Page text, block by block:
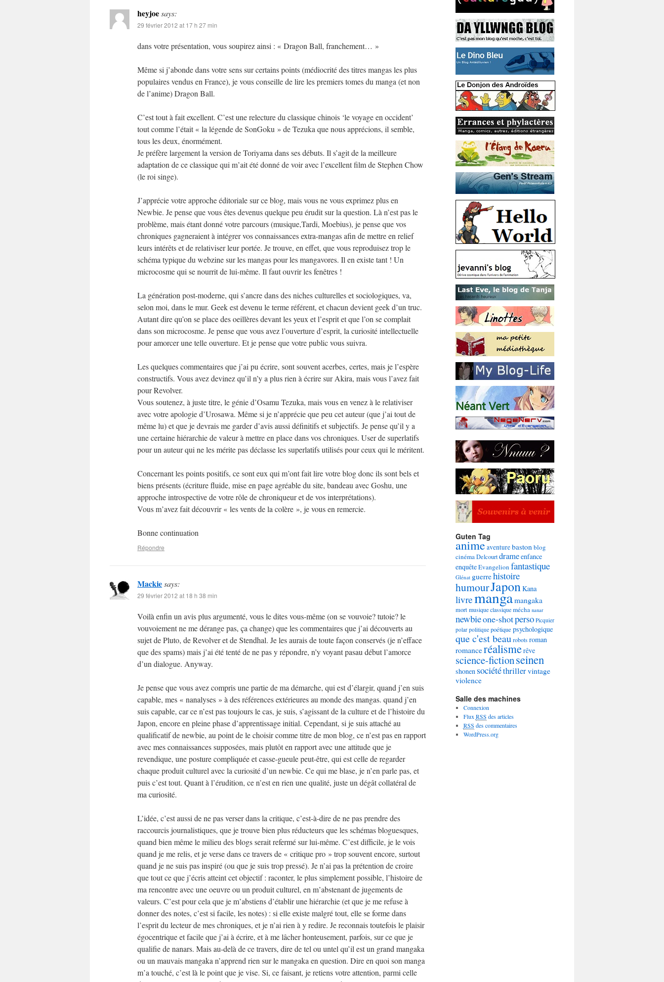
heyjoesays:
29 février 2012 at 17 h 27 min
dans votre présentation, vous soupirez ainsi : « Dragon Ball, franchement… »
Même si j’abonde dans votre sens sur certains points (médiocrité des titres mangas les plus
populaires vendus en France), je vous conseille de lire les premiers tomes du manga (et non
de l’anime) Dragon Ball.
C’est tout à fait excellent. C’est une relecture du classique chinois ‘le voyage en occident’
tout comme l’était « la légende de SonGoku » de Tezuka que nous apprécions, il semble,
tous les deux, énormément.
Je préfère largement la version de Toriyama dans ses débuts. Il s’agit de la meilleure
adaptation de ce classique qui m’ait été donné de voir avec l’excellent film de Stephen Chow
(le roi singe).
J’apprécie votre approche éditoriale sur ce blog, mais vous ne vous exprimez plus en
Newbie. Je pense que vous êtes devenus quelque peu érudit sur la question. Là n’est pas le
problème, mais étant donné votre parcours (musique,Tardi, Moebius), je pense que vos
chroniques gagneraient à intégrer vos connaissances extra-mangas afin de mettre en relief
leurs intérêts et de relativiser leur portée. Je trouve, en effet, que vous reproduisez trop le
schéma typique du webzine sur les mangas pour les mangavores. Il en existe tant ! Un
microcosme qui se nourrit de lui-même. Il faut ouvrir les fenêtres !
La génération post-moderne, qui s’ancre dans des niches culturelles et sociologiques, va,
selon moi, dans le mur. Geek est devenu le terme référent, et chacun devient geek d’un truc.
Autant dire qu’on se place des oeillères devant les yeux et l’esprit et que l’on se complait
dans son microcosme. Je pense que vous avez l’ouverture d’esprit, la curiosité intellectuelle
pour amorcer une telle ouverture. Et je pense que votre public vous suivra.
Les quelques commentaires que j’ai pu écrire, sont souvent acerbes, certes, mais je l’espère
constructifs. Vous avez devinez qu’il n’y a plus rien à écrire sur Akira, mais vous l’avez fait
pour Revolver.
Vous soutenez, à juste titre, le génie d’Osamu Tezuka, mais vous en venez à le relativiser
avec votre apologie d’Urosawa. Même si je n’apprécie que peu cet auteur (que j’ai tout de
même lu) et que je devrais me garder d’avis aussi définitifs et subjectifs. Je pense qu’il y a
une certaine hiérarchie de valeur à mettre en place dans vos chroniques. User de superlatifs
pour un auteur qui ne les mérite pas déclasse les superlatifs utilisés pour ceux qui le méritent.
Concernant les points positifs, ce sont eux qui m’ont fait lire votre blog donc ils sont bels et
biens présents (écriture fluide, mise en page agréable du site, bandeau avec Goshu, une
approche introspective de votre rôle de chroniqueur et de vos interprétations).
Vous m’avez fait découvrir « les vents de la colère », je vous en remercie.
Bonne continuation
Répondre
Mackiesays:
29 février 2012 at 18 h 38 min
Voilà enfin un avis plus argumenté, vous le dites vous-même (on se vouvoie? tutoie? le
vouvoiement ne me dérange pas, ça change) que les commentaires que j’ai découverts au
sujet de Pluto, de Revolver et de Stendhal. Je les aurais de toute façon conservés (je n’efface
que des spams) mais j’ai été tenté de ne pas y répondre, n’y voyant pasau début l’amorce
d’un dialogue. Anyway.
Je pense que vous avez compris une partie de ma démarche, qui est d’élargir, quand j’en suis
capable, mes « nanalyses » à des références extérieures au monde des mangas. quand j’en
suis capable, car ce n’est pas toujours le cas, je suis, s’agissant de la culture et de l’histoire du
Japon, encore en pleine phase d’apprentissage initial. Cependant, si je suis attaché au
qualificatif de newbie, au point de le choisir comme titre de mon blog, ce n’est pas en rapport
avec mes connaissances supposées, mais plutôt en rapport avec une attitude que je
revendique, une posture compliquée et casse-gueule peut-être, qui est celle de regarder
chaque produit culturel avec la curiosité d’un newbie. Ce qui me blase, je n’en parle pas, et
puis c’est tout. Quant à l’érudition, ce n’est en rien une qualité, juste un dégât collatéral de
ma curiosité.
L’idée, c’est aussi de ne pas verser dans la critique, c’est-à-dire de ne pas prendre des
raccourcis journalistiques, que je trouve bien plus réducteurs que les schémas bloguesques,
quand bien même le milieu des blogs serait refermé sur lui-même. C’est difficile, je le vois
quand je me relis, et je verse dans ce travers de « critique pro » trop souvent encore, surtout
quand je ne suis pas inspiré (ou que je suis trop pressé). Je n’ai pas la prétention de croire
que tout ce que j’écris atteint cet objectif : raconter, le plus simplement possible, l’histoire de
ma rencontre avec une oeuvre ou un produit culturel, en m’abstenant de jugements de
valeurs. C’est pour cela que je m’abstiens d’établir une hiérarchie (et que je me refuse à
donner des notes, c’est si facile, les notes) : si elle existe malgré tout, elle se forme dans
l’esprit du lecteur de mes chroniques, et je n’ai rien à y redire. Je reconnais toutefois le plaisir
égocentrique et facile que j’ai à écrire, et à me lâcher honteusement, parfois, sur ce que je
qualifie de nanars. Mais au-delà de ce travers, dire de tel ou untel qu’il est un grand mangaka
ou un mauvais mangaka n’apprend rien sur le mangaka en question. Dire en quoi son manga
m’a touché, c’est là le point que je vise. Si, ce faisant, je retiens votre attention, parmi celle
Guten Tag
animeaventurebaston blog
cinémaDelcourtdrameenfance
enquêteEvangelion fantastique
Glénat guerrehistoire
humourJapon Kana
livremangamangaka
mortmusique classiquemécha nanar
newbieone-shotperso Picquier
polar politique poétique psychologique
que c'est beaurobotsroman
romanceréalismerêve
science-fictionseinen
shonen sociététhrillervintage
violence
Salle des machines
Connexion
Flux RSS des articles
RSS des commentaires
WordPress.org